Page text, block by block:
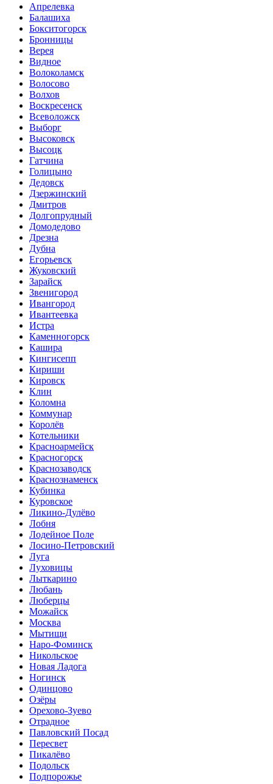
Апрелевка
Балашиха
Бокситогорск
Бронницы
Верея
Видное
Волоколамск
Волосово
Волхов
Воскресенск
Всеволожск
Выборг
Высоковск
Высоцк
Гатчина
Голицыно
Дедовск
Дзержинский
Дмитров
Долгопрудный
Домодедово
Дрезна
Дубна
Егорьевск
Жуковский
Зарайск
Звенигород
Ивангород
Ивантеевка
Истра
Каменногорск
Кашира
Кингисепп
Кириши
Кировск
Клин
Коломна
Коммунар
Королёв
Котельники
Красноармейск
Красногорск
Краснозаводск
Краснознаменск
Кубинка
Куровское
Ликино-Дулёво
Лобня
Лодейное Поле
Лосино-Петровский
Луга
Луховицы
Лыткарино
Любань
Люберцы
Можайск
Москва
Мытищи
Наро-Фоминск
Никольское
Новая Ладога
Ногинск
Одинцово
Озёры
Орехово-Зуево
Отрадное
Павловский Посад
Пересвет
Пикалёво
Подольск
Подпорожье